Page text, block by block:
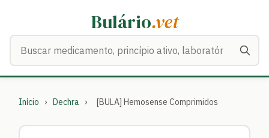
Bulário.vet
Início › Dechra › [BULA] Hemosense Comprimidos